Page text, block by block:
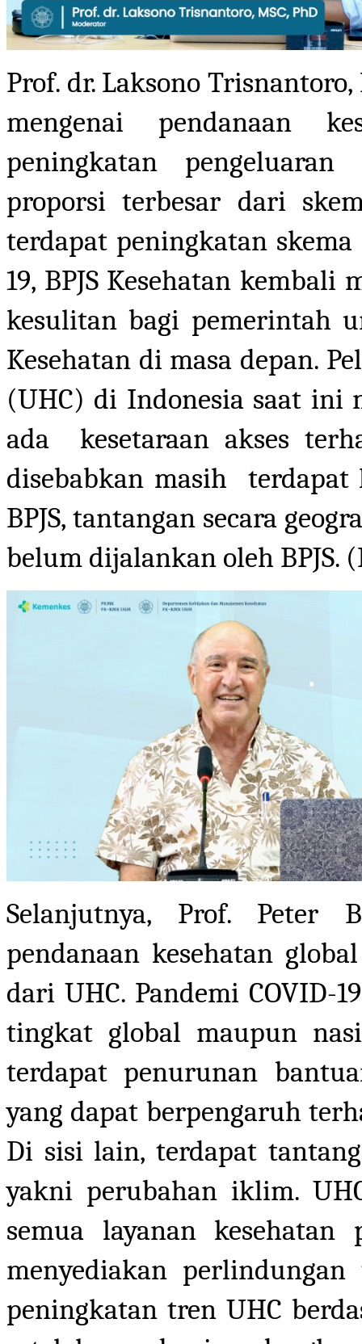
Prof. dr. Laksono
mengenai pendanaan
peningkatan
proporsi terbesar dari
terdapat peningkatan skema
19, BPJS Kesehatan
kesulitan bagi pemerintah
Kesehatan di masa depan.
(UHC) di Indonesia saat ini
ada kesetaraan akses
disebabkan masih terdapat
BPJS, tantangan secara
belum dijalankan oleh BPJS.
Selanjutnya, Prof. Peter
pendanaan kesehatan
dari UHC. Pandemi COVID-
tingkat global maupun
terdapat penurunan
yang dapat berpengaruh
Di sisi lain, terdapat
yakni perubahan iklim.
semua layanan
menyediakan
peningkatan tren UHC